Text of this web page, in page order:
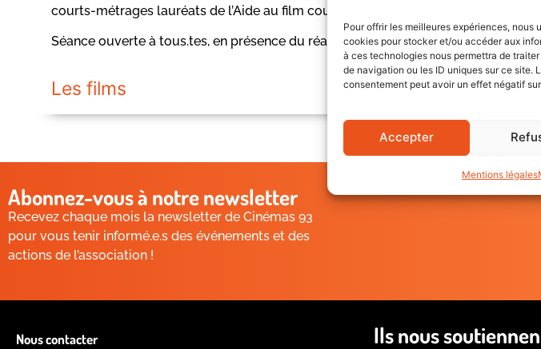
Pour offrir les meilleures expériences,
cookies pour stocker et/ou accéder aux
à ces technologies nous permettra de
de navigation ou les ID uniques sur ce site.
consentement peut avoir un effet négatif
Accepter
Mentions légales
courts-métrages lauréats de l’Aide au film court en compagnie des jeunes.
Séance ouverte à tous.tes, en présence du réalisateur Geordy Couturiau.
Les films
Abonnez-vous à notre newsletter
Recevez chaque mois la newsletter de Cinémas 93
pour vous tenir informé.e.s des événements et des
actions de l’association !
Nous contacter Ils nous